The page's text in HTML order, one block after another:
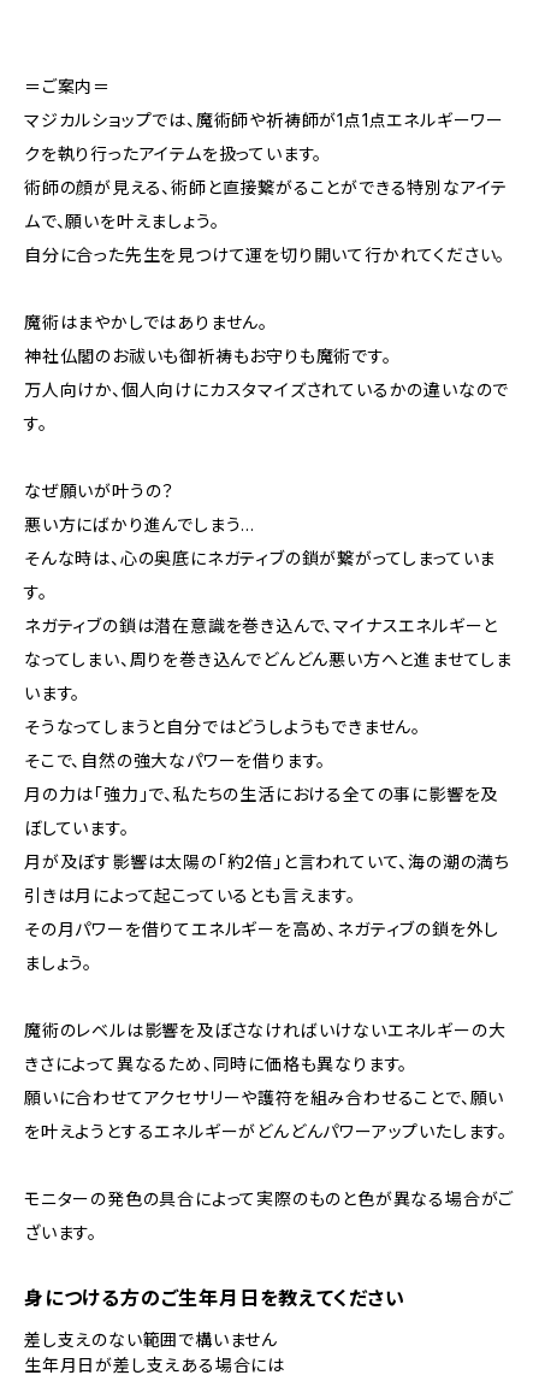
＝ご案内＝
マジカルショップでは、魔術師や祈祷師が1点1点エネルギーワー
クを執り行ったアイテムを扱っています。
術師の顔が見える、術師と直接繋がることができる特別なアイテ
ムで、願いを叶えましょう。
自分に合った先生を見つけて運を切り開いて行かれてください。
魔術はまやかしではありません。
神社仏閣のお祓いも御祈祷もお守りも魔術です。
万人向けか、個人向けにカスタマイズされているかの違いなので
す。
なぜ願いが叶うの？
悪い方にばかり進んでしまう…
そんな時は、心の奥底にネガティブの鎖が繋がってしまっていま
す。
ネガティブの鎖は潜在意識を巻き込んで、マイナスエネルギーと
なってしまい、周りを巻き込んでどんどん悪い方へと進ませてしま
います。
そうなってしまうと自分ではどうしようもできません。
そこで、自然の強大なパワーを借ります。
月の力は「強力」で、私たちの生活における全ての事に影響を及
ぼしています。
月が及ぼす影響は太陽の「約2倍」と言われていて、海の潮の満ち
引きは月によって起こっているとも言えます。
その月パワーを借りてエネルギーを高め、ネガティブの鎖を外し
ましょう。
魔術のレベルは影響を及ぼさなければいけないエネルギーの大
きさによって異なるため、同時に価格も異なります。
願いに合わせてアクセサリーや護符を組み合わせることで、願い
を叶えようとするエネルギーがどんどんパワーアップいたします。
モニターの発色の具合によって実際のものと色が異なる場合がご
ざいます。
身につける方のご生年月日を教えてください
差し支えのない範囲で構いません
生年月日が差し支えある場合には